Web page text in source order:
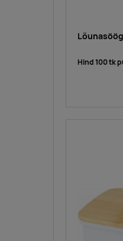
Hind 100 tk